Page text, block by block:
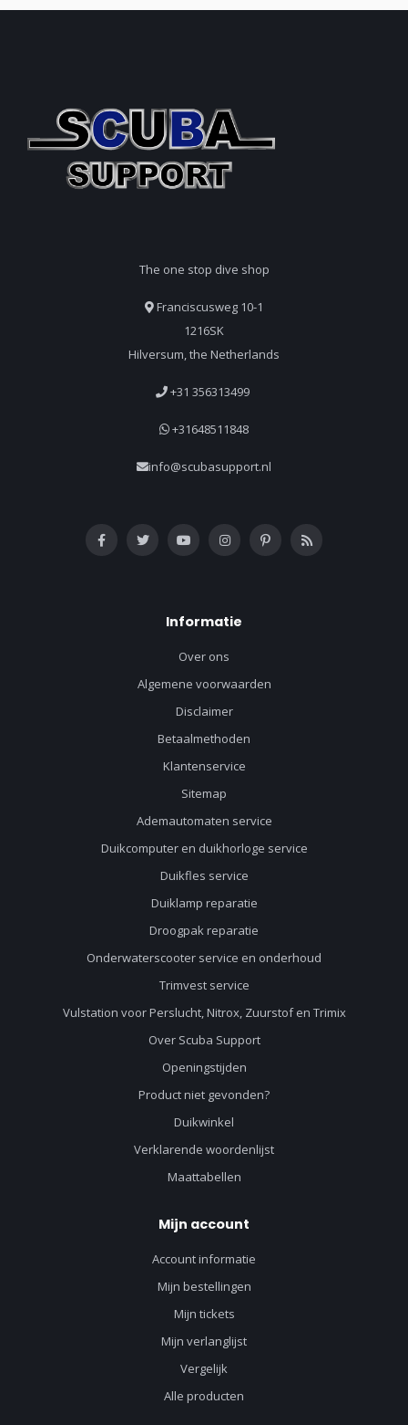
The one stop dive shop
Franciscusweg 10-1
1216SK
Hilversum, the Netherlands
+31 356313499
+31648511848
info@scubasupport.nl
Informatie
Over ons
Algemene voorwaarden
Disclaimer
Betaalmethoden
Klantenservice
Sitemap
Ademautomaten service
Duikcomputer en duikhorloge service
Duikfles service
Duiklamp reparatie
Droogpak reparatie
Onderwaterscooter service en onderhoud
Trimvest service
Vulstation voor Perslucht, Nitrox, Zuurstof en Trimix
Over Scuba Support
Openingstijden
Product niet gevonden?
Duikwinkel
Verklarende woordenlijst
Maattabellen
Mijn account
Account informatie
Mijn bestellingen
Mijn tickets
Mijn verlanglijst
Vergelijk
Alle producten